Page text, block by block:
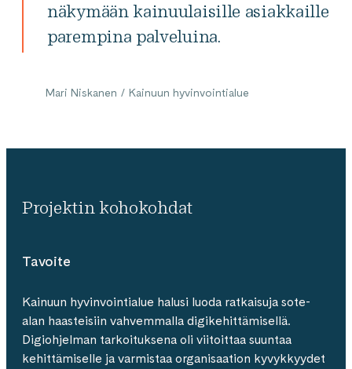
näkymään kainuulaisille asiakkaille
parempina palveluina.
Mari Niskanen / Kainuun hyvinvointialue
Projektin kohokohdat
Tavoite
Kainuun hyvinvointialue halusi luoda ratkaisuja sote-
alan haasteisiin vahvemmalla digikehittämisellä.
Digiohjelman tarkoituksena oli viitoittaa suuntaa
kehittämiselle ja varmistaa organisaation kyvykkyydet